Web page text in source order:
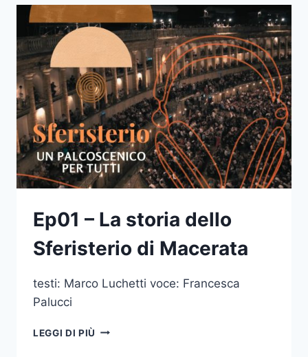
MONUMENTO
E
MUSEO
Ep01 – La storia dello
Sferisterio di Macerata
testi: Marco Luchetti voce: Francesca
Palucci
LEGGI DI PIÙ EP01